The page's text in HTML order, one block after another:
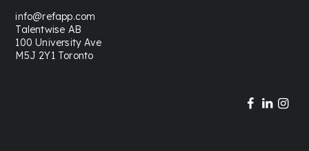
info@refapp.com
Talentwise AB
100 University Ave
M5J 2Y1 Toronto